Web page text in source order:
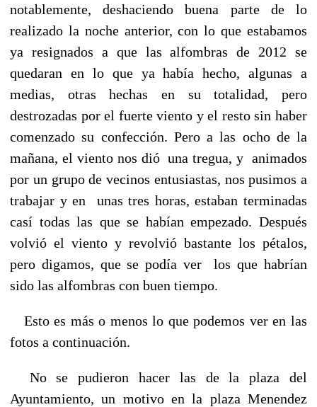
notablemente, deshaciendo buena parte de lo
realizado la noche anterior, con lo que estabamos
ya resignados a que las alfombras de 2012 se
quedaran en lo que ya había hecho, algunas a
medias, otras hechas en su totalidad, pero
destrozadas por el fuerte viento y el resto sin haber
comenzado su confección. Pero a las ocho de la
mañana, el viento nos dió una tregua, y animados
por un grupo de vecinos entusiastas, nos pusimos a
trabajar y en unas tres horas, estaban terminadas
casí todas las que se habían empezado. Después
volvió el viento y revolvió bastante los pétalos,
pero digamos, que se podía ver los que habrían
sido las alfombras con buen tiempo.
Esto es más o menos lo que podemos ver en las
fotos a continuación.
No se pudieron hacer las de la plaza del
Ayuntamiento, un motivo en la plaza Menendez